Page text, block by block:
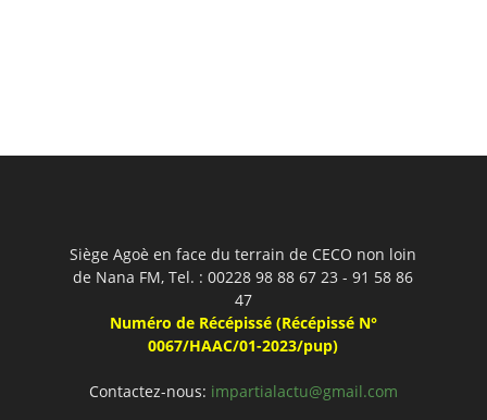
Siège Agoè en face du terrain de CECO non loin
de Nana FM, Tel. : 00228 98 88 67 23 - 91 58 86
47
Numéro de Récépissé (Récépissé N°
0067/HAAC/01-2023/pup)
Contactez-nous: impartialactu@gmail.com